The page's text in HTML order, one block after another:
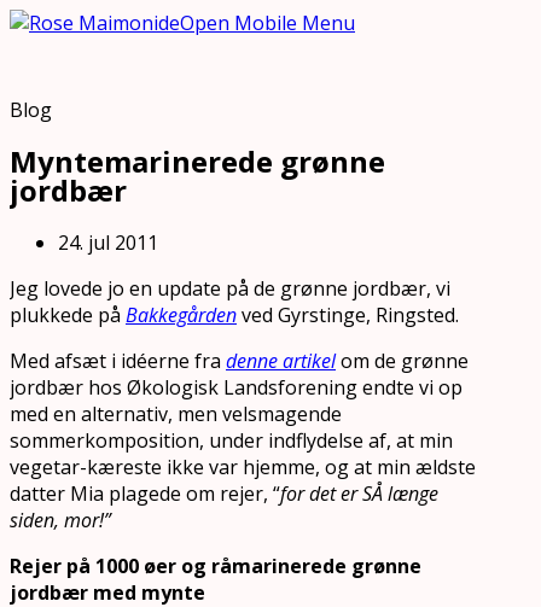
Open Mobile Menu
Blog
Myntemarinerede grønne
jordbær
24. jul 2011
Jeg lovede jo en update på de grønne jordbær, vi
plukkede på Bakkegårdenved Gyrstinge, Ringsted.
Med afsæt i idéerne fra denne artikelom de grønne
jordbær hos Økologisk Landsforening endte vi op
med en alternativ, men velsmagende
sommerkomposition, under indflydelse af, at min
vegetar-kæreste ikke var hjemme, og at min ældste
datter Mia plagede om rejer, “for det er SÅ længe
siden, mor!”
Rejer på 1000 øer og råmarinerede grønne
jordbær med mynte